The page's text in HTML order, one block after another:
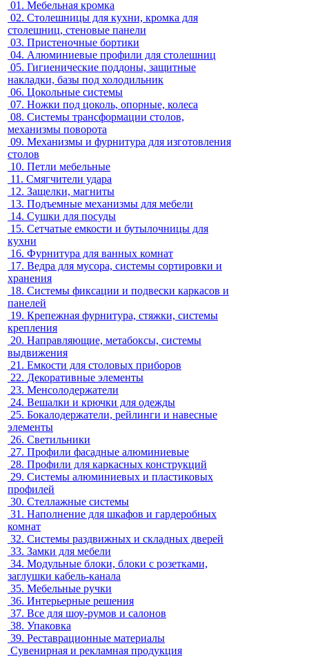
01. Мебельная кромка
02. Столешницы для кухни, кромка для
столешниц, стеновые панели
03. Пристеночные бортики
04. Алюминиевые профили для столешниц
05. Гигиенические поддоны, защитные
накладки, базы под холодильник
06. Цокольные системы
07. Ножки под цоколь, опорные, колеса
08. Системы трансформации столов,
механизмы поворота
09. Механизмы и фурнитура для изготовления
столов
10. Петли мебельные
11. Смягчители удара
12. Защелки, магниты
13. Подъемные механизмы для мебели
14. Сушки для посуды
15. Сетчатые емкости и бутылочницы для
кухни
16. Фурнитура для ванных комнат
17. Ведра для мусора, системы сортировки и
хранения
18. Системы фиксации и подвески каркасов и
панелей
19. Крепежная фурнитура, стяжки, системы
крепления
20. Направляющие, метабоксы, системы
выдвижения
21. Емкости для столовых приборов
22. Декоративные элементы
23. Менсолодержатели
24. Вешалки и крючки для одежды
25. Бокалодержатели, рейлинги и навесные
элементы
26. Светильники
27. Профили фасадные алюминиевые
28. Профили для каркасных конструкций
29. Системы алюминиевых и пластиковых
профилей
30. Стеллажные системы
31. Наполнение для шкафов и гардеробных
комнат
32. Системы раздвижных и складных дверей
33. Замки для мебели
34. Модульные блоки, блоки с розетками,
заглушки кабель-канала
35. Мебельные ручки
36. Интерьерные решения
37. Все для шоу-румов и салонов
38. Упаковка
39. Реставрационные материалы
Сувенирная и рекламная продукция